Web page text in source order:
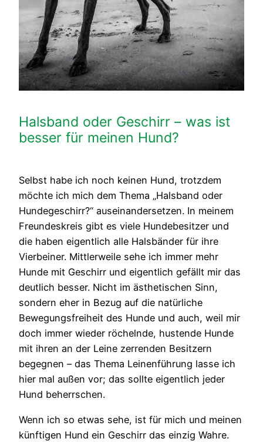
Halsband oder Geschirr – was ist
besser für meinen Hund?
Selbst habe ich noch keinen Hund, trotzdem
möchte ich mich dem Thema „Halsband oder
Hundegeschirr?“ auseinandersetzen. In meinem
Freundeskreis gibt es viele Hundebesitzer und
die haben eigentlich alle Halsbänder für ihre
Vierbeiner. Mittlerweile sehe ich immer mehr
Hunde mit Geschirr und eigentlich gefällt mir das
deutlich besser. Nicht im ästhetischen Sinn,
sondern eher in Bezug auf die natürliche
Bewegungsfreiheit des Hunde und auch, weil mir
doch immer wieder röchelnde, hustende Hunde
mit ihren an der Leine zerrenden Besitzern
begegnen – das Thema Leinenführung lasse ich
hier mal außen vor; das sollte eigentlich jeder
Hund beherrschen.
Wenn ich so etwas sehe, ist für mich und meinen
künftigen Hund ein Geschirr das einzig Wahre.